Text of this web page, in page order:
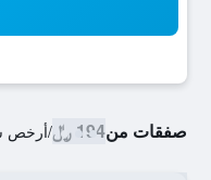
صفقات من194 ﷼ /أرخص